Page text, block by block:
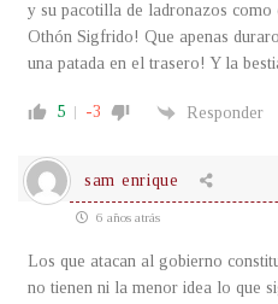
y su pacotilla de ladronazos
Othón Sigfrido! Que apenas
una patada en el trasero! Y la
5 -3 Responder
sam enrique
6 años atrás
Los que atacan al gobierno
no tienen ni la menor idea lo que